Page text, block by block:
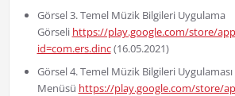
Görsel 3. Temel Müzik Bilgileri Uygulama
Görseli https://play.google.com/store/
id=com.ers.dinc(16.05.2021)
Görsel 4. Temel Müzik Bilgileri Uygulaması
Menüsü https://play.google.com/store/